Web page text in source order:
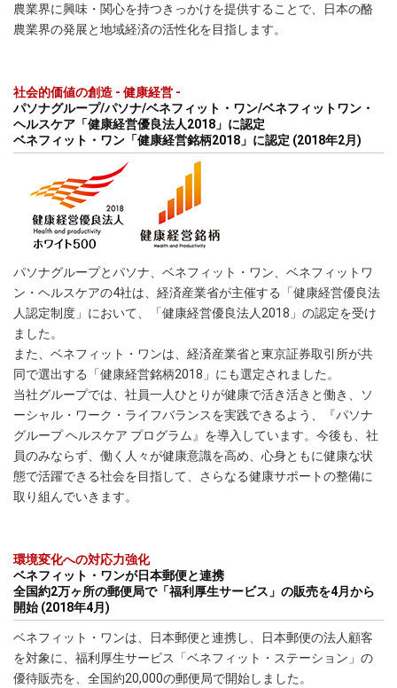
農業界に興味・関心を持つきっかけを提供することで、日本の酪
農業界の発展と地域経済の活性化を目指します。
社会的価値の創造 - 健康経営 -
パソナグループ/パソナ/ベネフィット・ワン/ベネフィットワン・
ヘルスケア「健康経営優良法人2018」に認定
ベネフィット・ワン「健康経営銘柄2018」に認定 (2018年2月)
パソナグループとパソナ、ベネフィット・ワン、ベネフィットワ
ン・ヘルスケアの4社は、経済産業省が主催する「健康経営優良法
人認定制度」において、「健康経営優良法人2018」の認定を受け
ました。
また、ベネフィット・ワンは、経済産業省と東京証券取引所が共
同で選出する「健康経営銘柄2018」にも選定されました。
当社グループでは、社員一人ひとりが健康で活き活きと働き、ソ
ーシャル・ワーク・ライフバランスを実践できるよう、『パソナ
グループ ヘルスケア プログラム』を導入しています。今後も、社
員のみならず、働く人々が健康意識を高め、心身ともに健康な状
態で活躍できる社会を目指して、さらなる健康サポートの整備に
取り組んでいきます。
環境変化への対応力強化
ベネフィット・ワンが日本郵便と連携
全国約2万ヶ所の郵便局で「福利厚生サービス」の販売を4月から
開始 (2018年4月)
ベネフィット・ワンは、日本郵便と連携し、日本郵便の法人顧客
を対象に、福利厚生サービス「ベネフィット・ステーション」の
優待販売を、全国約20,000の郵便局で開始しました。